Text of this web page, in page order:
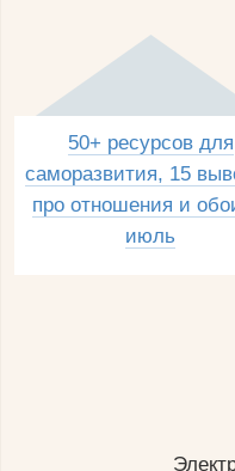
50+ ресурсов для
саморазвития, 15
про отношения и
июль